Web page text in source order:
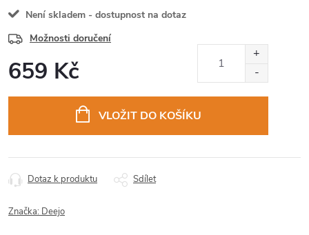
Není skladem - dostupnost na dotaz
Možnosti doručení
659 Kč
VLOŽIT DO KOŠÍKU
Dotaz k produktu Sdílet
Značka: Deejo